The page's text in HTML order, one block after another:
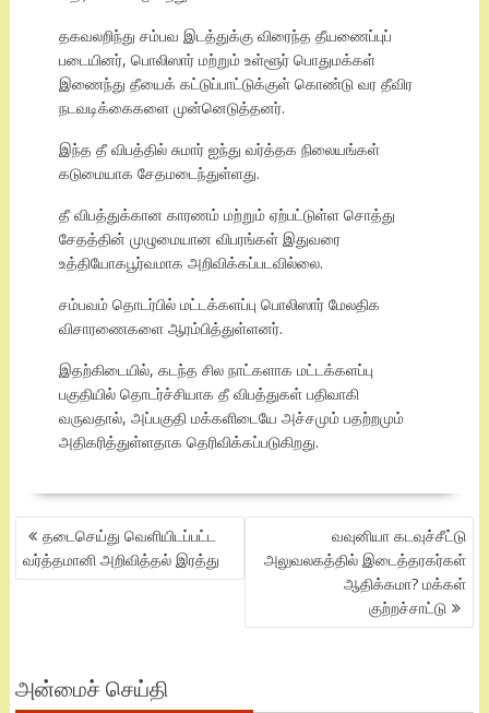
தகவலறிந்து சம்பவ இடத்துக்கு விரைந்த தீயணைப்புப்
படையினர், பொலிஸார் மற்றும் உள்ளூர் பொதுமக்கள்
இணைந்து தீயைக் கட்டுப்பாட்டுக்குள் கொண்டு வர தீவிர
நடவடிக்கைகளை முன்னெடுத்தனர்.
இந்த தீ விபத்தில் சுமார் ஐந்து வர்த்தக நிலையங்கள்
கடுமையாக சேதமடைந்துள்ளது.
தீ விபத்துக்கான காரணம் மற்றும் ஏற்பட்டுள்ள சொத்து
சேதத்தின் முழுமையான விபரங்கள் இதுவரை
உத்தியோகபூர்வமாக அறிவிக்கப்படவில்லை.
சம்பவம் தொடர்பில் மட்டக்களப்பு பொலிஸார் மேலதிக
விசாரணைகளை ஆரம்பித்துள்ளனர்.
இதற்கிடையில், கடந்த சில நாட்களாக மட்டக்களப்பு
பகுதியில் தொடர்ச்சியாக தீ விபத்துகள் பதிவாகி
வருவதால், அப்பகுதி மக்களிடையே அச்சமும் பதற்றமும்
அதிகரித்துள்ளதாக தெரிவிக்கப்படுகிறது.
POST
NAVIGATION
தடைசெய்து வெளியிடப்பட்ட
வர்த்தமானி அறிவித்தல் இரத்து
வவுனியா கடவுச்சீட்டு
அலுவலகத்தில் இடைத்தரகர்கள்
ஆதிக்கமா? மக்கள்
குற்றச்சாட்டு
அன்மைச் செய்தி